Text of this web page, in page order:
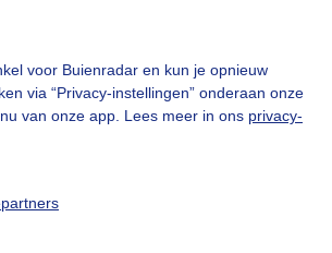
voor Buienradar en kun je opnieuw
via “Privacy-instellingen” onderaan onze
van onze app. Lees meer in ons privacy-